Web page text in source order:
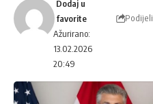
Ažurirano:
13.02.2026
20:49
Podijeli